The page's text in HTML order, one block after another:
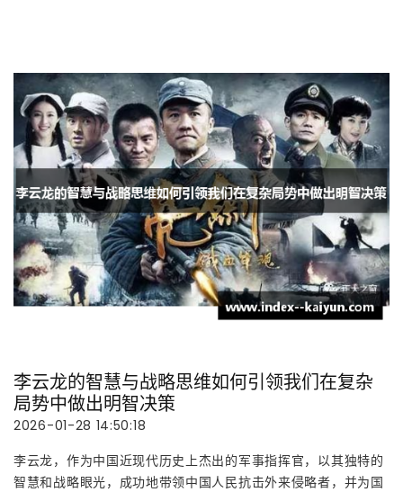
李云龙的智慧与战略思维如何引领我们在复杂
局势中做出明智决策
2026-01-28 14:50:18
李云龙，作为中国近现代历史上杰出的军事指挥官，以其独特的
智慧和战略眼光，成功地带领中国人民抗击外来侵略者，并为国